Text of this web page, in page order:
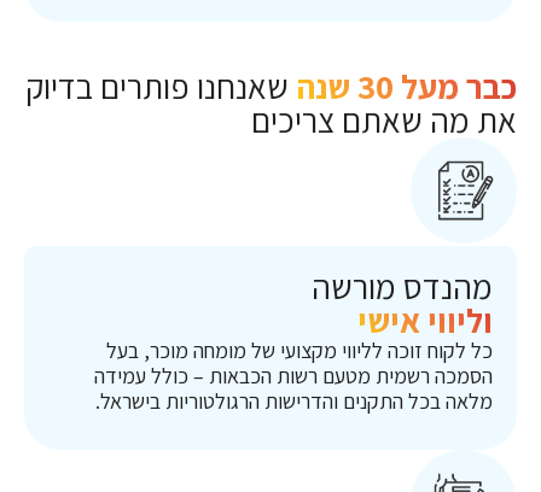
כבר מעל 30 שנה שאנחנו פותרים בדיוק
את מה שאתם צריכים
מהנדס מורשה
וליווי אישי
כל לקוח זוכה לליווי מקצועי של מומחה מוכר, בעל
הסמכה רשמית מטעם רשות הכבאות – כולל עמידה
מלאה בכל התקנים והדרישות הרגולטוריות בישראל.